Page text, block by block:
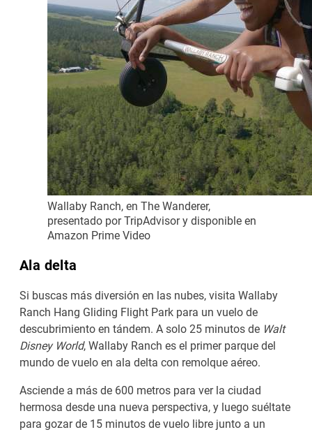
Wallaby Ranch, en The Wanderer,
presentado por TripAdvisor y disponible en
Amazon Prime Video
Ala delta
Si buscas más diversión en las nubes, visita Wallaby
Ranch Hang Gliding Flight Park para un vuelo de
descubrimiento en tándem. A solo 25 minutos de Walt
Disney World, Wallaby Ranch es el primer parque del
mundo de vuelo en ala delta con remolque aéreo.
Asciende a más de 600 metros para ver la ciudad
hermosa desde una nueva perspectiva, y luego suéltate
para gozar de 15 minutos de vuelo libre junto a un